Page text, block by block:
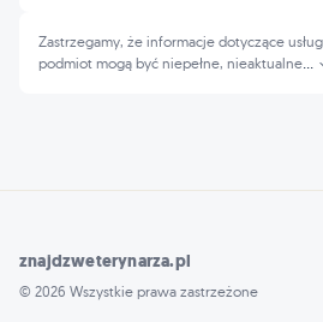
Zastrzegamy, że informacje dotyczące
podmiot mogą być niepełne, nieaktualne
znajdzweterynarza.pl
© 2026 Wszystkie prawa zastrzeżone